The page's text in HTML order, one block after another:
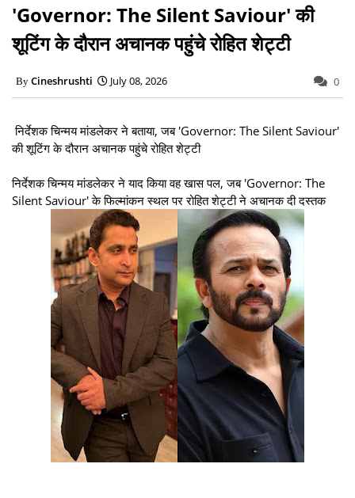
'Governor: The Silent Saviour' की
शूटिंग के दौरान अचानक पहुंचे रोहित शेट्टी
Cineshrushti July 08, 2026 0
निर्देशक चिन्मय मांडलेकर ने बताया, जब 'Governor: The Silent Saviour'
की शूटिंग के दौरान अचानक पहुंचे रोहित शेट्टी
निर्देशक चिन्मय मांडलेकर ने याद किया वह खास पल, जब 'Governor: The
Silent Saviour' के फिल्मांकन स्थल पर रोहित शेट्टी ने अचानक दी दस्तक